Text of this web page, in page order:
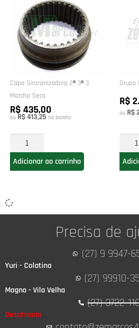
Capa Sincronizadora 2ª 3ª 3
Marcha Seca
R$ 435,00
ou R$ 413,25 no boleto
Adicionar ao carrinho
Grupo
R$
ou R$
Precisa de
(27) 9 9947-
Yuri - Colatina
(27) 99910-
Magno - Vila Velha
(27) 3722-
Desativado